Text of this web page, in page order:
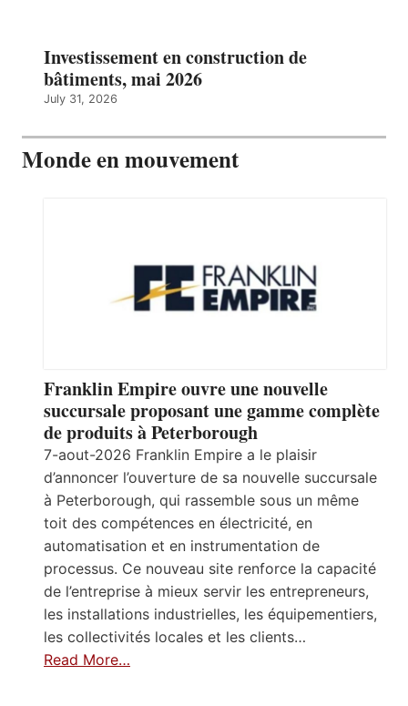
Investissement en construction de
bâtiments, mai 2026
July 31, 2026
Monde en mouvement
Franklin Empire ouvre une nouvelle
succursale proposant une gamme complète
de produits à Peterborough
7-aout-2026 Franklin Empire a le plaisir
d’annoncer l’ouverture de sa nouvelle succursale
à Peterborough, qui rassemble sous un même
toit des compétences en électricité, en
automatisation et en instrumentation de
processus. Ce nouveau site renforce la capacité
de l’entreprise à mieux servir les entrepreneurs,
les installations industrielles, les équipementiers,
les collectivités locales et les clients…
Read More…